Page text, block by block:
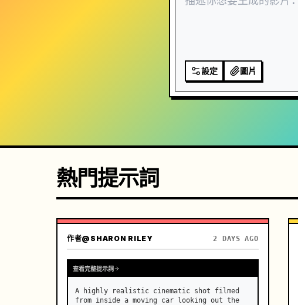
設定 圖片
熱門提示詞
作者@SHARON RILEY 2 DAYS AGO
查看完整提示詞
A highly realistic cinematic shot filmed
from inside a moving car looking out the